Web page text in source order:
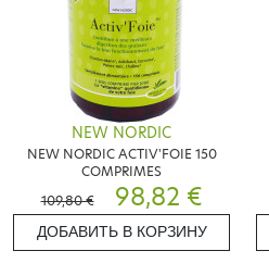
NEW NORDIC
NEW NORDIC ACTIV'FOIE 150
COMPRIMES
109,80 €
98,82 €
ДОБАВИТЬ В КОРЗИНУ